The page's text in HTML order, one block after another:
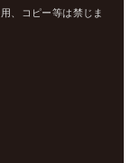
、コピー等は禁じま